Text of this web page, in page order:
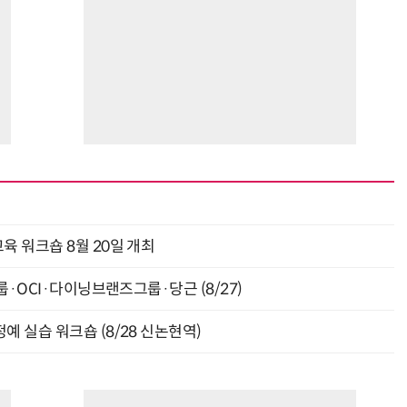
워크숍 8월 20일 개최
·OCI·다이닝브랜즈그룹·당근 (8/27)
예 실습 워크숍 (8/28 신논현역)